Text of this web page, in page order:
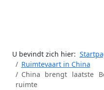
U bevindt zich hier:
Ruimtevaart in China
China brengt laatste
ruimte